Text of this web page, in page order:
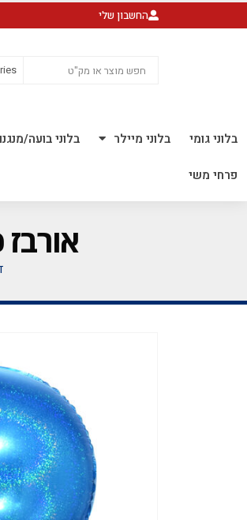
החשבון שלי
בלוני גומי בלוני מיילר בלוני בועה/
פרחי משי
אורבז כחול דזלר 22